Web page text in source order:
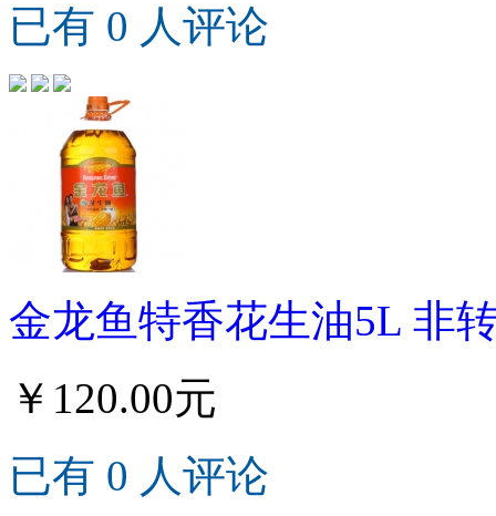
已有 0 人评论
金龙鱼特香花生油5L 非
￥120.00元
已有 0 人评论